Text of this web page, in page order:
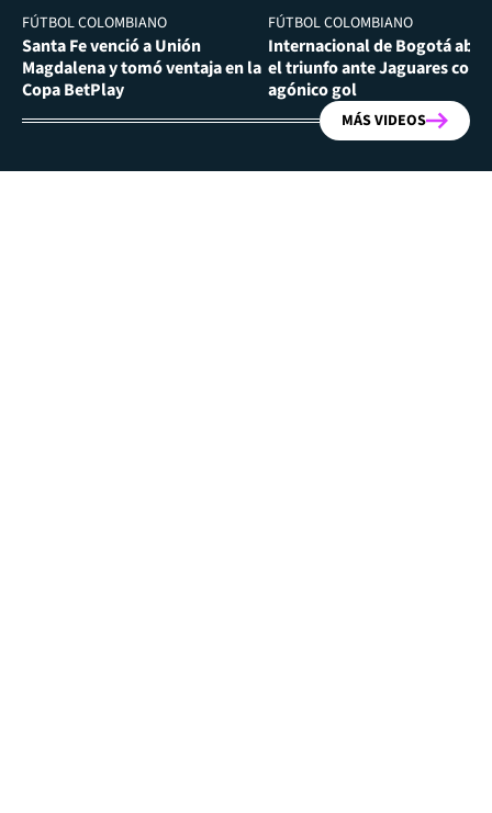
FÚTBOL COLOMBIANO
Santa Fe venció a Unión
Magdalena y tomó ventaja en la
Copa BetPlay
FÚTBOL COLOMBIANO
Internacional de Bogotá
el triunfo ante Jaguares con
agónico gol
MÁS VIDEOS